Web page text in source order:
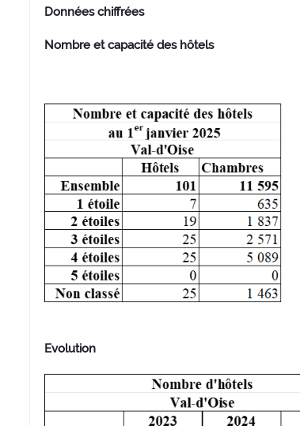
Données chiffrées
Nombre et capacité des hôtels
Evolution